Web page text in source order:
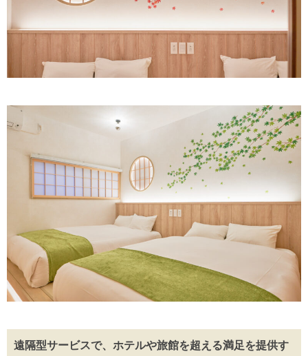
遠隔型サービスで、ホテルや旅館を超える満足を提供す